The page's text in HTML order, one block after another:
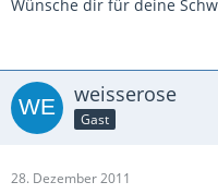
Wünsche dir für deine
weisserose
Gast
28. Dezember 2011